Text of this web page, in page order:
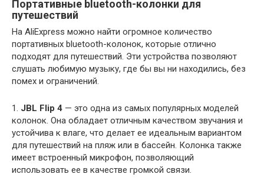
Портативные bluetooth-колонки для
путешествий
На AliExpress можно найти огромное количество
портативных bluetooth-колонок, которые отлично
подходят для путешествий. Эти устройства позволяют
слушать любимую музыку, где бы вы ни находились, без
помех и ограничений.
1. JBL Flip 4 — это одна из самых популярных моделей
колонок. Она обладает отличным качеством звучания и
устойчива к влаге, что делает ее идеальным вариантом
для путешествий на пляж или в бассейн. Колонка также
имеет встроенный микрофон, позволяющий
использовать ее в качестве громкой связи.